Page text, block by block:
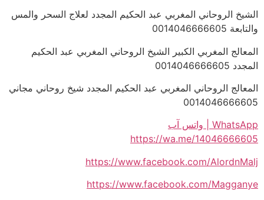
الشيخ الروحاني المغربي عبد الحكيم المجدد لعلاج السحر والمس
والتابعة 0014046666605
المعالج المغربي الكبير الشيخ الروحاني المغربي عبد الحكيم
المجدد 0014046666605
المعالج الروحاني المغربي عبد الحكيم المجدد شيخ روحاني مجاني
0014046666605
WhatsApp | واتس آب
https://wa.me/14046666605
https://www.facebook.com/AlordnMalj
https://www.facebook.com/Magganye